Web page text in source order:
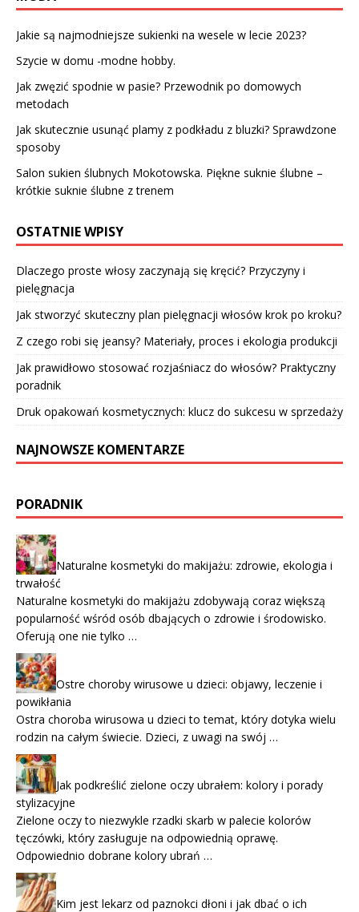
Jakie są najmodniejsze sukienki na wesele w lecie 2023?
Szycie w domu -modne hobby.
Jak zwęzić spodnie w pasie? Przewodnik po domowych
metodach
Jak skutecznie usunąć plamy z podkładu z bluzki? Sprawdzone
sposoby
Salon sukien ślubnych Mokotowska. Piękne suknie ślubne –
krótkie suknie ślubne z trenem
OSTATNIE WPISY
Dlaczego proste włosy zaczynają się kręcić? Przyczyny i
pielęgnacja
Jak stworzyć skuteczny plan pielęgnacji włosów krok po kroku?
Z czego robi się jeansy? Materiały, proces i ekologia produkcji
Jak prawidłowo stosować rozjaśniacz do włosów? Praktyczny
poradnik
Druk opakowań kosmetycznych: klucz do sukcesu w sprzedaży
NAJNOWSZE KOMENTARZE
PORADNIK
Naturalne kosmetyki do makijażu: zdrowie, ekologia i
trwałość
Naturalne kosmetyki do makijażu zdobywają coraz większą
popularność wśród osób dbających o zdrowie i środowisko.
Oferują one nie tylko …
Ostre choroby wirusowe u dzieci: objawy, leczenie i
powikłania
Ostra choroba wirusowa u dzieci to temat, który dotyka wielu
rodzin na całym świecie. Dzieci, z uwagi na swój …
Jak podkreślić zielone oczy ubrałem: kolory i porady
stylizacyjne
Zielone oczy to niezwykle rzadki skarb w palecie kolorów
tęczówki, który zasługuje na odpowiednią oprawę.
Odpowiednio dobrane kolory ubrań …
Kim jest lekarz od paznokci dłoni i jak dbać o ich